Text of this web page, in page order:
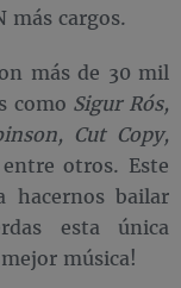
más cargos.
más de 30 mil
como Sigur Rós,
Cut Copy,
entre otros. Este
hacernos bailar
esta única
música!